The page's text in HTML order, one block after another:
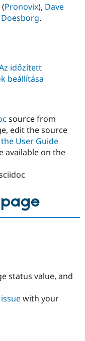
(Pronovix), Dave
.
időzített
beállítása
source from
edit the source
User Guide
available on the
status value, and
with your